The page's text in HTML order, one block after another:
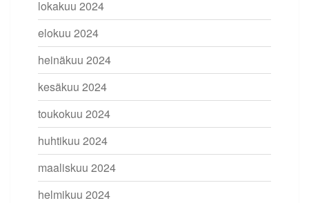
lokakuu 2024
elokuu 2024
heinäkuu 2024
kesäkuu 2024
toukokuu 2024
huhtikuu 2024
maaliskuu 2024
helmikuu 2024